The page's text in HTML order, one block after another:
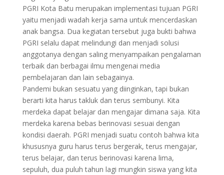
PGRI Kota Batu merupakan implementasi tujuan PGRI
yaitu menjadi wadah kerja sama untuk mencerdaskan
anak bangsa. Dua kegiatan tersebut juga bukti bahwa
PGRI selalu dapat melindungi dan menjadi solusi
anggotanya dengan saling menyampaikan pengalaman
terbaik dan berbagai ilmu mengenai media
pembelajaran dan lain sebagainya.
Pandemi bukan sesuatu yang diinginkan, tapi bukan
berarti kita harus takluk dan terus sembunyi. Kita
merdeka dapat belajar dan mengajar dimana saja. Kita
merdeka karena bebas berinovasi sesuai dengan
kondisi daerah. PGRI menjadi suatu contoh bahwa kita
khususnya guru harus terus bergerak, terus mengajar,
terus belajar, dan terus berinovasi karena lima,
sepuluh, dua puluh tahun lagi mungkin siswa yang kita